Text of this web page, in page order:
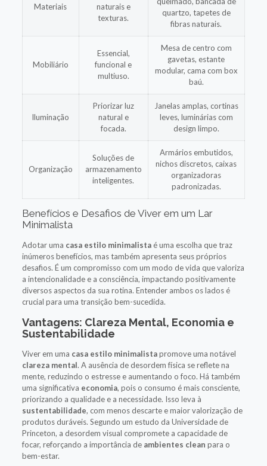
Materiais
naturais e
texturas.
quartzo, tapetes de
fibras naturais.
Mobiliário
Essencial,
funcional e
multiuso.
Mesa de centro com
gavetas, estante
modular, cama com box
baú.
Iluminação
Priorizar luz
natural e
focada.
Janelas amplas, cortinas
leves, luminárias com
design limpo.
Organização
Soluções de
armazenamento
inteligentes.
Armários embutidos,
nichos discretos, caixas
organizadoras
padronizadas.
Benefícios e Desafios de Viver em um Lar
Minimalista
Adotar uma casa estilo minimalistaé uma escolha que traz
inúmeros benefícios, mas também apresenta seus próprios
desafios. É um compromisso com um modo de vida que valoriza
a intencionalidade e a consciência, impactando positivamente
diversos aspectos da sua rotina. Entender ambos os lados é
crucial para uma transição bem-sucedida.
Vantagens: Clareza Mental, Economia e
Sustentabilidade
Viver em uma casa estilo minimalistapromove uma notável
clareza mental. A ausência de desordem física se reflete na
mente, reduzindo o estresse e aumentando o foco. Há também
uma significativa economia, pois o consumo é mais consciente,
priorizando a qualidade e a necessidade. Isso leva à
sustentabilidade, com menos descarte e maior valorização de
produtos duráveis. Segundo um estudo da Universidade de
Princeton, a desordem visual compromete a capacidade de
focar, reforçando a importância de ambientes clean para o
bem-estar.